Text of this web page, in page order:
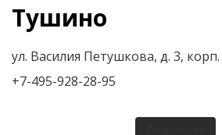
Тушино
ул. Василия Петушкова, д. 3,
+7-495-928-28-95